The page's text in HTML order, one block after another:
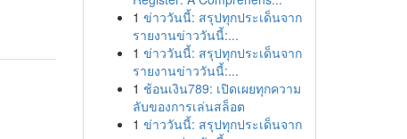
1 ข่าววันนี้: สรุปทุกประเด็นจาก
รายงานข่าววันนี้:...
1 ข่าววันนี้: สรุปทุกประเด็นจาก
รายงานข่าววันนี้:...
1 ช้อนเงิน789: เปิดเผยทุกความ
ลับของการเล่นสล็อต
1 ข่าววันนี้: สรุปทุกประเด็นจาก